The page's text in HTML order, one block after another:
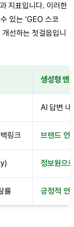
지표입니다. 이러한
있는 ‘GEO 스코
선하는 첫걸음입니
생성형 엔
AI 답변 내
링크 브랜드 언
정보원
률 긍정적 언